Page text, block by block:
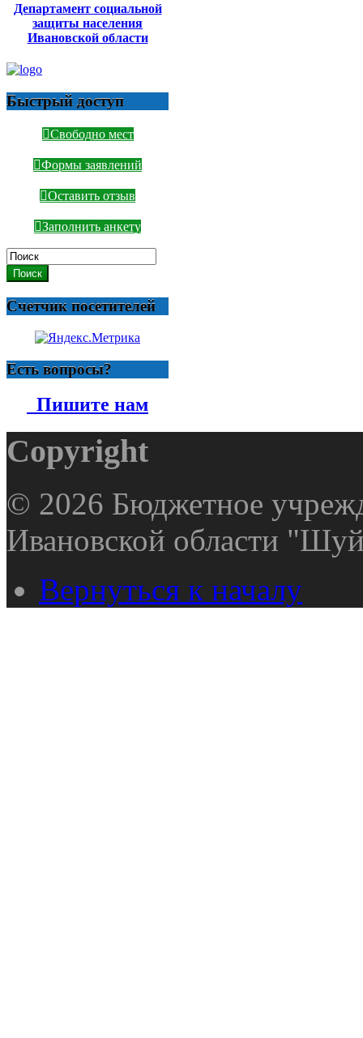
Департамент социальной
защиты населения
Ивановской области
Быстрый доступ
Свободно мест
Формы заявлений
Оставить отзыв
Заполнить анкету
Поиск
Счетчик посетителей
Есть вопросы?
Пишите нам
Copyright
© 2026 Бюджетное
Ивановской области
Вернуться к началу